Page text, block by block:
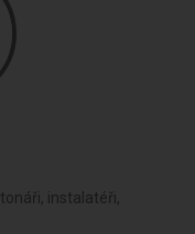
instalatéři,